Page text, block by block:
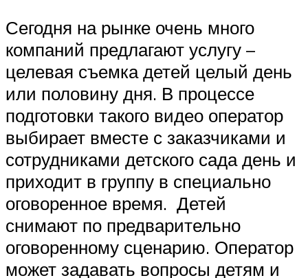
Сегодня на рынке очень много
компаний предлагают услугу –
целевая съемка детей целый день
или половину дня. В процессе
подготовки такого видео оператор
выбирает вместе с заказчиками и
сотрудниками детского сада день и
приходит в группу в специально
оговоренное время. Детей
снимают по предварительно
оговоренному сценарию. Оператор
может задавать вопросы детям и